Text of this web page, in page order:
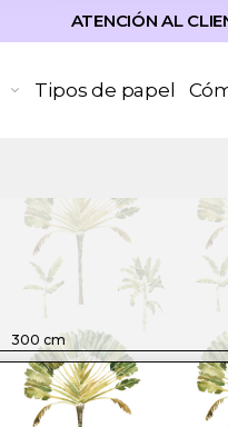
ATENCIÓN AL
Tipos de papel
300 cm